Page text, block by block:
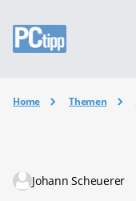
Home Themen
Johann Scheuerer